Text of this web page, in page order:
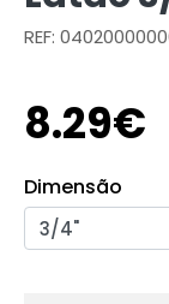
REF:
8.29€
Dimensão